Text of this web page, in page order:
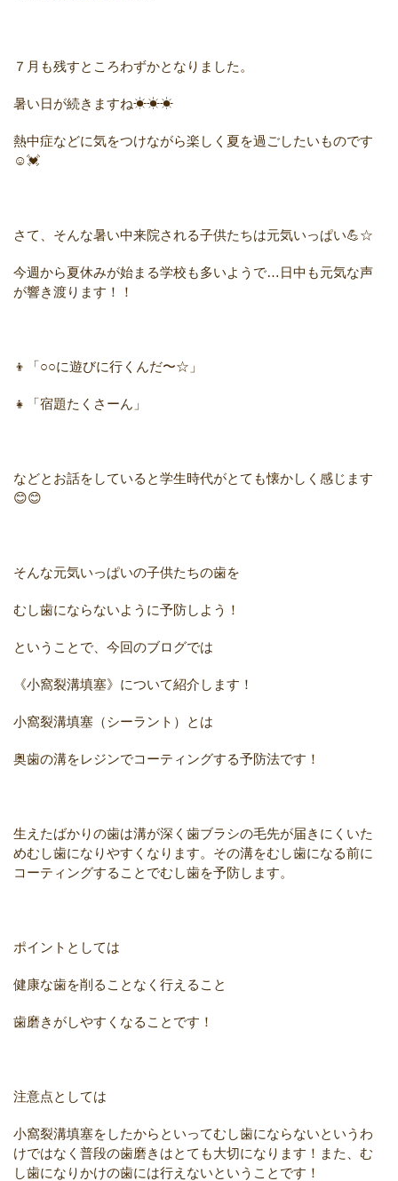
７月も残すところわずかとなりました。
暑い日が続きますね☀☀☀
熱中症などに気をつけながら楽しく夏を過ごしたいものです
☺💓
さて、そんな暑い中来院される子供たちは元気いっぱい💪☆
今週から夏休みが始まる学校も多いようで…日中も元気な声
が響き渡ります！！
👦「○○に遊びに行くんだ〜☆」
👧「宿題たくさーん」
などとお話をしていると学生時代がとても懐かしく感じます
😊😊
そんな元気いっぱいの子供たちの歯を
むし歯にならないように予防しよう！
ということで、今回のブログでは
《小窩裂溝填塞》について紹介します！
小窩裂溝填塞（シーラント）とは
奥歯の溝をレジンでコーティングする予防法です！
生えたばかりの歯は溝が深く歯ブラシの毛先が届きにくいた
めむし歯になりやすくなります。その溝をむし歯になる前に
コーティングすることでむし歯を予防します。
ポイントとしては
健康な歯を削ることなく行えること
歯磨きがしやすくなることです！
注意点としては
小窩裂溝填塞をしたからといってむし歯にならないというわ
けではなく普段の歯磨きはとても大切になります！また、む
し歯になりかけの歯には行えないということです！